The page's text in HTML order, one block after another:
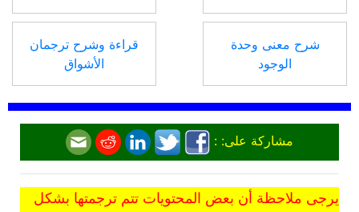
شرح معنى وحدة
الوجود
قراءة وشرح ترجمان
الأشواق
مشاركة على: :
يرجى ملاحظة أن بعض المحتويات تتم ترجمتها بشكل